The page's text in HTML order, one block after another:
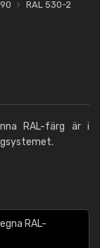
RAL 530-2
RAL-färg är i
RAL-